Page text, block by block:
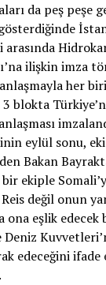
da peş peşe
arasında
ilişkin imza
her
blokta
eylül sonu,
Bakan
ekiple
değil onun
ona eşlik edecek
Deniz
edeceğini